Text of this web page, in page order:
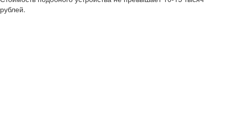
рублей.